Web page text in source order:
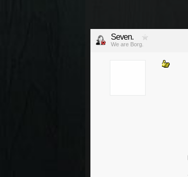
Seven.
We are Borg.